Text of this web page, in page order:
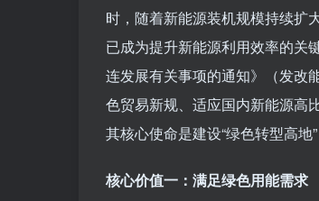
时，随着新能源装机规模持续扩
已成为提升新能源利用效率的关
连发展有关事项的通知》（发改
色贸易新规、适应国内新能源高
其核心使命是建设“绿色转型高地
核心价值一：满足绿色用能需求